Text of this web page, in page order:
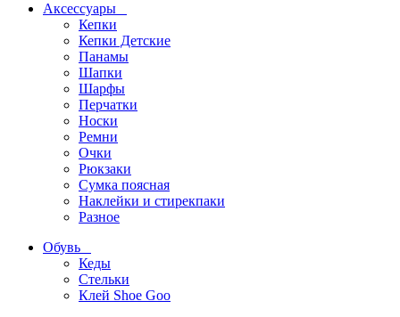
Аксессуары
Кепки
Кепки Детские
Панамы
Шапки
Шарфы
Перчатки
Носки
Ремни
Очки
Рюкзаки
Сумка поясная
Наклейки и стирекпаки
Разное
Обувь
Кеды
Стельки
Клей Shoe Goo